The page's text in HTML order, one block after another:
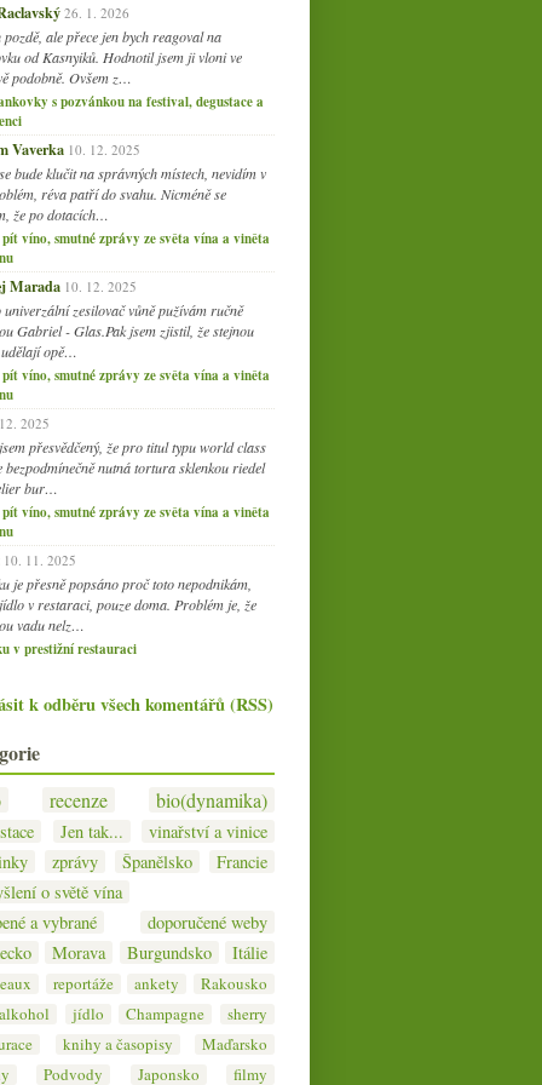
(249)
(249)
(270)
(108)
26. 1. 2026
ale přece jen bych reagoval na
od Kasnyiků. Hodnotil jsem ji vloni ve
podobně. Ovšem z…
s pozvánkou na festival, degustace a
Vaverka 10. 12. 2025
bude klučit na správných místech, nevidím v
réva patří do svahu. Nicméně se
že po dotacích…
pít víno, smutné zprávy ze světa vína a viněta
Marada 10. 12. 2025
univerzální zesilovač vůně pužívám ručně
Gabriel - Glas.Pak jsem zjistil, že stejnou
opě…
pít víno, smutné zprávy ze světa vína a viněta
2025
přesvědčený, že pro titul typu world class
bezpodmínečně nutná tortura sklenkou riedel
bur…
pít víno, smutné zprávy ze světa vína a viněta
10. 11. 2025
je přesně popsáno proč toto nepodnikám,
v restaraci, pouze doma. Problém je, že
vadu nelz…
v prestižní restauraci
k odběru všech komentářů (RSS)
recenze bio(dynamika)
Jen tak...
vinařství a vinice
zprávy Španělsko
Francie
o světě vína
a vybrané
doporučené weby
Morava Burgundsko Itálie
reportáže ankety
Rakousko
jídlo Champagne
sherry
knihy a časopisy
Maďarsko
Podvody Japonsko filmy